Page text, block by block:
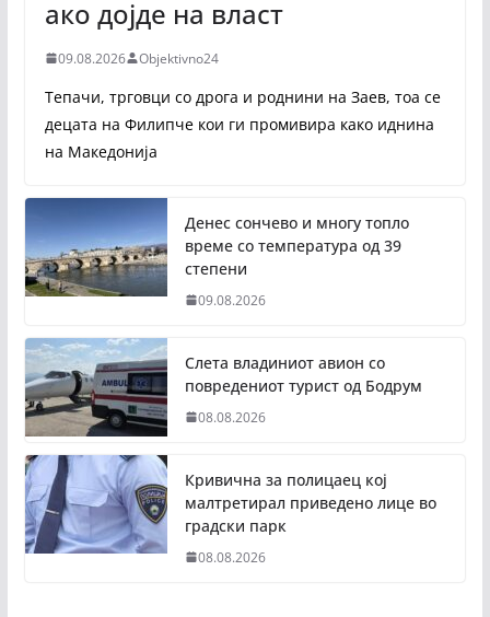
ако дојде на власт
09.08.2026 Objektivno24
Тепачи, трговци со дрога и роднини на Заев, тоа се
децата на Филипче кои ги промивира како иднина
на Македонија
Денес сончево и многу топло
време со температура од 39
степени
09.08.2026
Слета владиниот авион со
повредениот турист од Бодрум
08.08.2026
Кривична за полицаец кој
малтретирал приведено лице во
градски парк
08.08.2026